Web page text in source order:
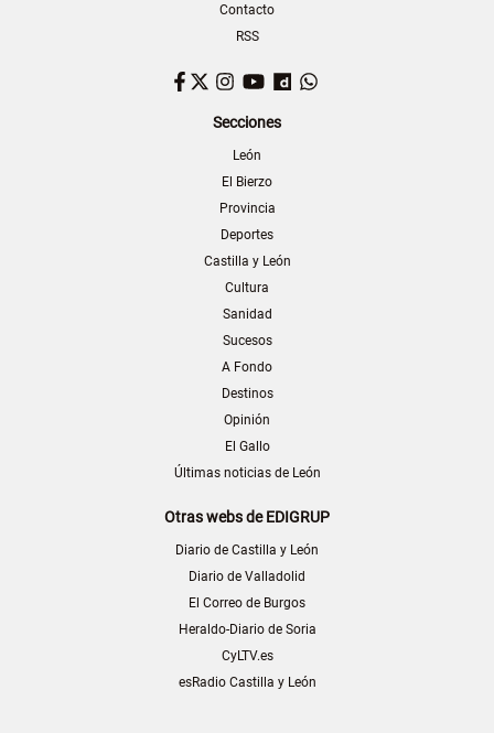
Contacto
RSS
Facebook
TwitterInstagram
YouTubeDailymotion
Secciones
León
El Bierzo
Provincia
Deportes
Castilla y León
Cultura
Sanidad
Sucesos
A Fondo
Destinos
Opinión
El Gallo
Últimas noticias de León
Otras webs de EDIGRUP
Diario de Castilla y León
Diario de Valladolid
El Correo de Burgos
Heraldo-Diario de Soria
CyLTV.es
esRadio Castilla y León